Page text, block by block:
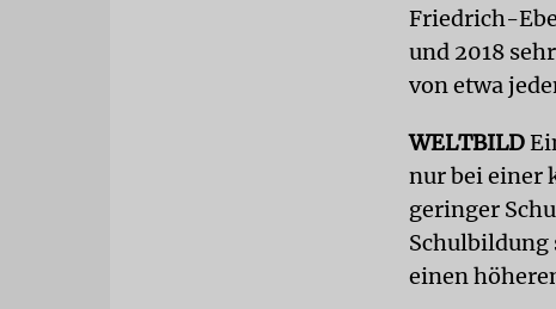
Friedrich-
und 2018
von etwa
WELTBILD
nur bei einer
geringer
Schulbildung
einen